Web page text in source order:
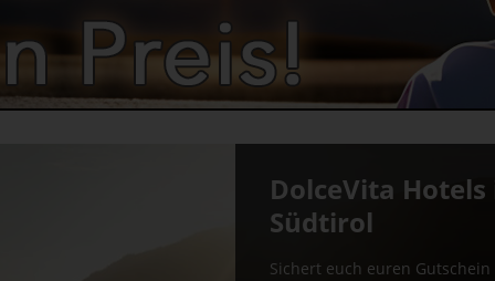
DolceVita Hotels
Südtirol
Sichert euch euren